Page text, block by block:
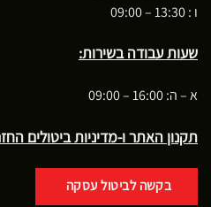
ו : 13:30 – 09:00
שעות עבודה בשירות:
א – ה: 16:00 – 09:00
תקנון האתר ו-מדיניות ביטולים
בקשה לביטול עסקה